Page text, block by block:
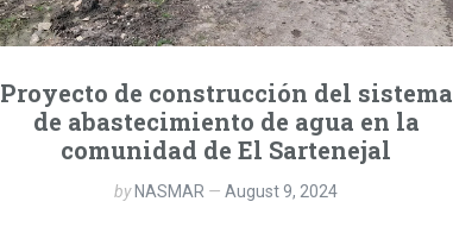
Proyecto de construcción del sistema
de abastecimiento de agua en la
comunidad de El Sartenejal
by NASMAR August 9, 2024